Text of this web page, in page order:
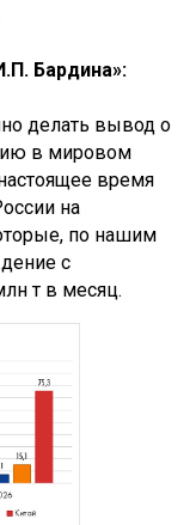
Бардина»:
делать вывод о
в мировом
время
на
по нашим
с
т в месяц.